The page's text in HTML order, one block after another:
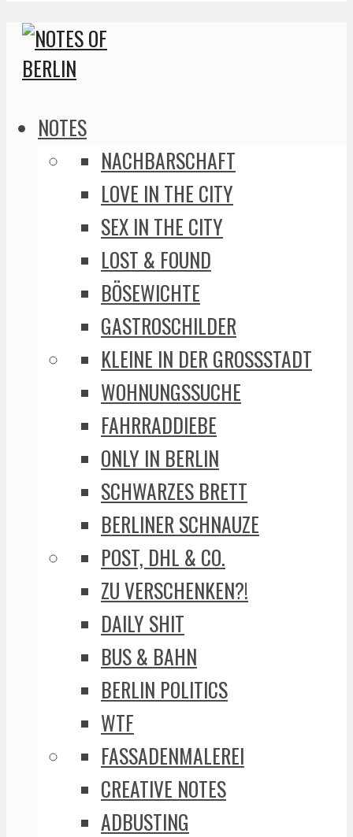
NOTES
NACHBARSCHAFT
LOVE IN THE CITY
SEX IN THE CITY
LOST & FOUND
BÖSEWICHTE
GASTROSCHILDER
KLEINE IN DER GROSSSTADT
WOHNUNGSSUCHE
FAHRRADDIEBE
ONLY IN BERLIN
SCHWARZES BRETT
BERLINER SCHNAUZE
POST, DHL & CO.
ZU VERSCHENKEN?!
DAILY SHIT
BUS & BAHN
BERLIN POLITICS
WTF
FASSADENMALEREI
CREATIVE NOTES
ADBUSTING